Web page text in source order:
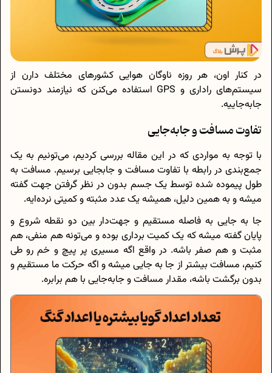
در کنار اون، هر روزه ناوگان هوایی کشورهای مختلف دارن از
سیستم‌های راداری و GPS استفاده می‌کنن که نیازمند دونستن
جابه‌جاییه.
تفاوت مسافت و جابه‌جایی
با توجه به مواردی که در این مقاله بررسی کردیم، می‌تونیم به یک
جمع‌بندی در رابطه با تفاوت مسافت و جابجایی برسیم. مسافت به
طول پیموده شده توسط یک جسم بدون در نظر گرفتن جهت گفته
میشه و به همین دلیل، همیشه یک عدد مثبته و کمیتی نرده‌ایه.
جا به جایی به فاصله مستقیم و جهت‌دار بین دو نقطه شروع و
پایان گفته میشه که یک کمیت برداری بوده و می‌تونه هم منفی، هم
مثبت و هم صفر باشه. در واقع اگه مسیری پر پیچ و خم رو طی
کنیم، مسافت بیشتر از جا به جایی میشه و اگه حرکت ما مستقیم و
بدون برگشت باشه، مقدار مسافت و جا‌به‌جایی با هم برابره.